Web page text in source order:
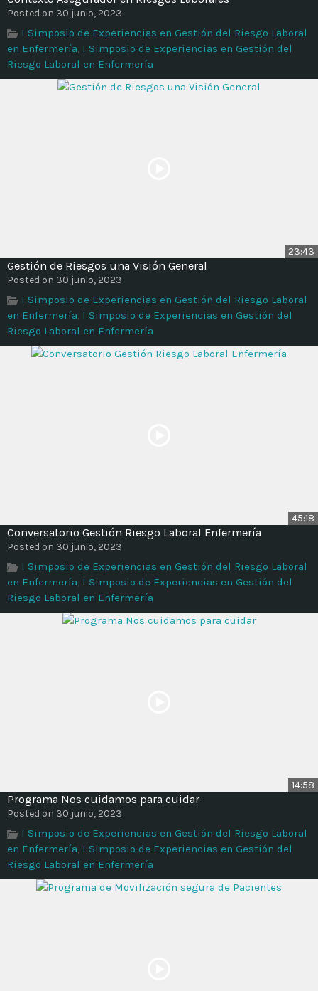
Time
Posted on 30 junio, 2023
I Simposio de Experiencias en Gestión del Riesgo Laboral
en Enfermería, I Simposio de Experiencias en Gestión del
Riesgo Laboral en Enfermería
23:43
Gestión de Riesgos una Visión General
Posted on 30 junio, 2023
I Simposio de Experiencias en Gestión del Riesgo Laboral
en Enfermería, I Simposio de Experiencias en Gestión del
Riesgo Laboral en Enfermería
45:18
Conversatorio Gestión Riesgo Laboral Enfermería
Posted on 30 junio, 2023
I Simposio de Experiencias en Gestión del Riesgo Laboral
en Enfermería, I Simposio de Experiencias en Gestión del
Riesgo Laboral en Enfermería
14:58
Programa Nos cuidamos para cuidar
Posted on 30 junio, 2023
I Simposio de Experiencias en Gestión del Riesgo Laboral
en Enfermería, I Simposio de Experiencias en Gestión del
Riesgo Laboral en Enfermería